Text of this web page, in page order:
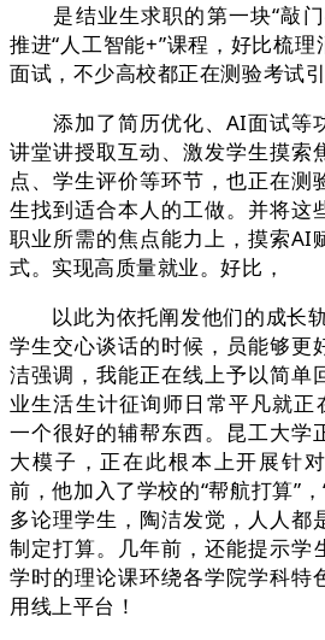
是结业生求职的第一块“敲门
推进“人工智能+”课程，好比梳
面试，不少高校都正在测验考试引
添加了简历优化、AI面试等
讲堂讲授取互动、激发学生摸索
点、学生评价等环节，也正在测
生找到适合本人的工做。并将这
职业所需的焦点能力上，摸索AI
式。实现高质量就业。好比，
以此为依托阐发他们的成长轨
学生交心谈话的时候，员能够更
洁强调，我能正在线上予以简单
业生活生计征询师日常平凡就正
一个很好的辅帮东西。昆工大学
大模子，正在此根本上开展针
前，他加入了学校的“帮航打算”
多论理学生，陶洁发觉，人人都
制定打算。几年前，还能提示学
学时的理论课环绕各学院学科特
用线上平台！